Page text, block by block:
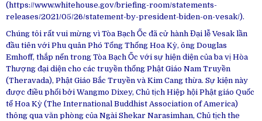
(https://www.whitehouse.gov/briefing-room/statements-
releases/2021/05/26/statement-by-president-biden-on-vesak/).
Chúng tôi rất vui mừng vì Tòa Bạch Ốc đã cử hành Đại lễ Vesak lần
đầu tiên với Phu quân Phó Tổng Thống Hoa Kỳ, ông Douglas
Emhoff, thắp nến trong Tòa Bạch Ốc với sự hiện diện của ba vị Hòa
Thượng đại diện cho các truyền thống Phật Giáo Nam Truyền
(Theravada), Phật Giáo Bắc Truyền và Kim Cang thừa. Sự kiện này
được điều phối bởi Wangmo Dixey, Chủ tịch Hiệp hội Phật giáo Quốc
tế Hoa Kỳ (The International Buddhist Association of America)
thông qua văn phòng của Ngài Shekar Narasimhan, Chủ tịch the